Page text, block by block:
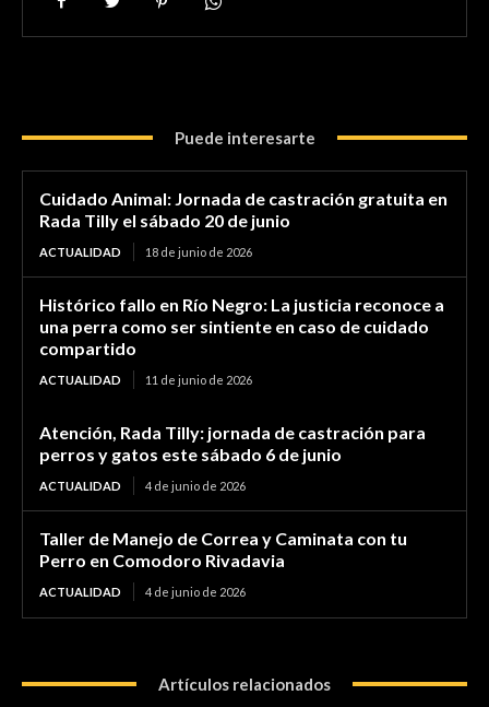
Puede interesarte
Cuidado Animal: Jornada de castración gratuita en
Rada Tilly el sábado 20 de junio
ACTUALIDAD 18 de junio de 2026
Histórico fallo en Río Negro: La justicia reconoce a
una perra como ser sintiente en caso de cuidado
compartido
ACTUALIDAD 11 de junio de 2026
Atención, Rada Tilly: jornada de castración para
perros y gatos este sábado 6 de junio
ACTUALIDAD 4 de junio de 2026
Taller de Manejo de Correa y Caminata con tu
Perro en Comodoro Rivadavia
ACTUALIDAD 4 de junio de 2026
Artículos relacionados